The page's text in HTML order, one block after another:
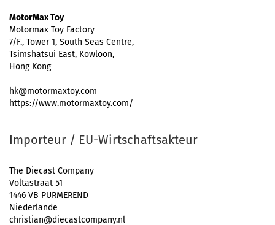
MotorMax Toy
Motormax Toy Factory
7/F., Tower 1, South Seas Centre,
Tsimshatsui East, Kowloon,
Hong Kong
hk@motormaxtoy.com
https://www.motormaxtoy.com/
Importeur / EU-Wirtschaftsakteur
The Diecast Company
Voltastraat 51
1446 VB PURMEREND
Niederlande
christian@diecastcompany.nl